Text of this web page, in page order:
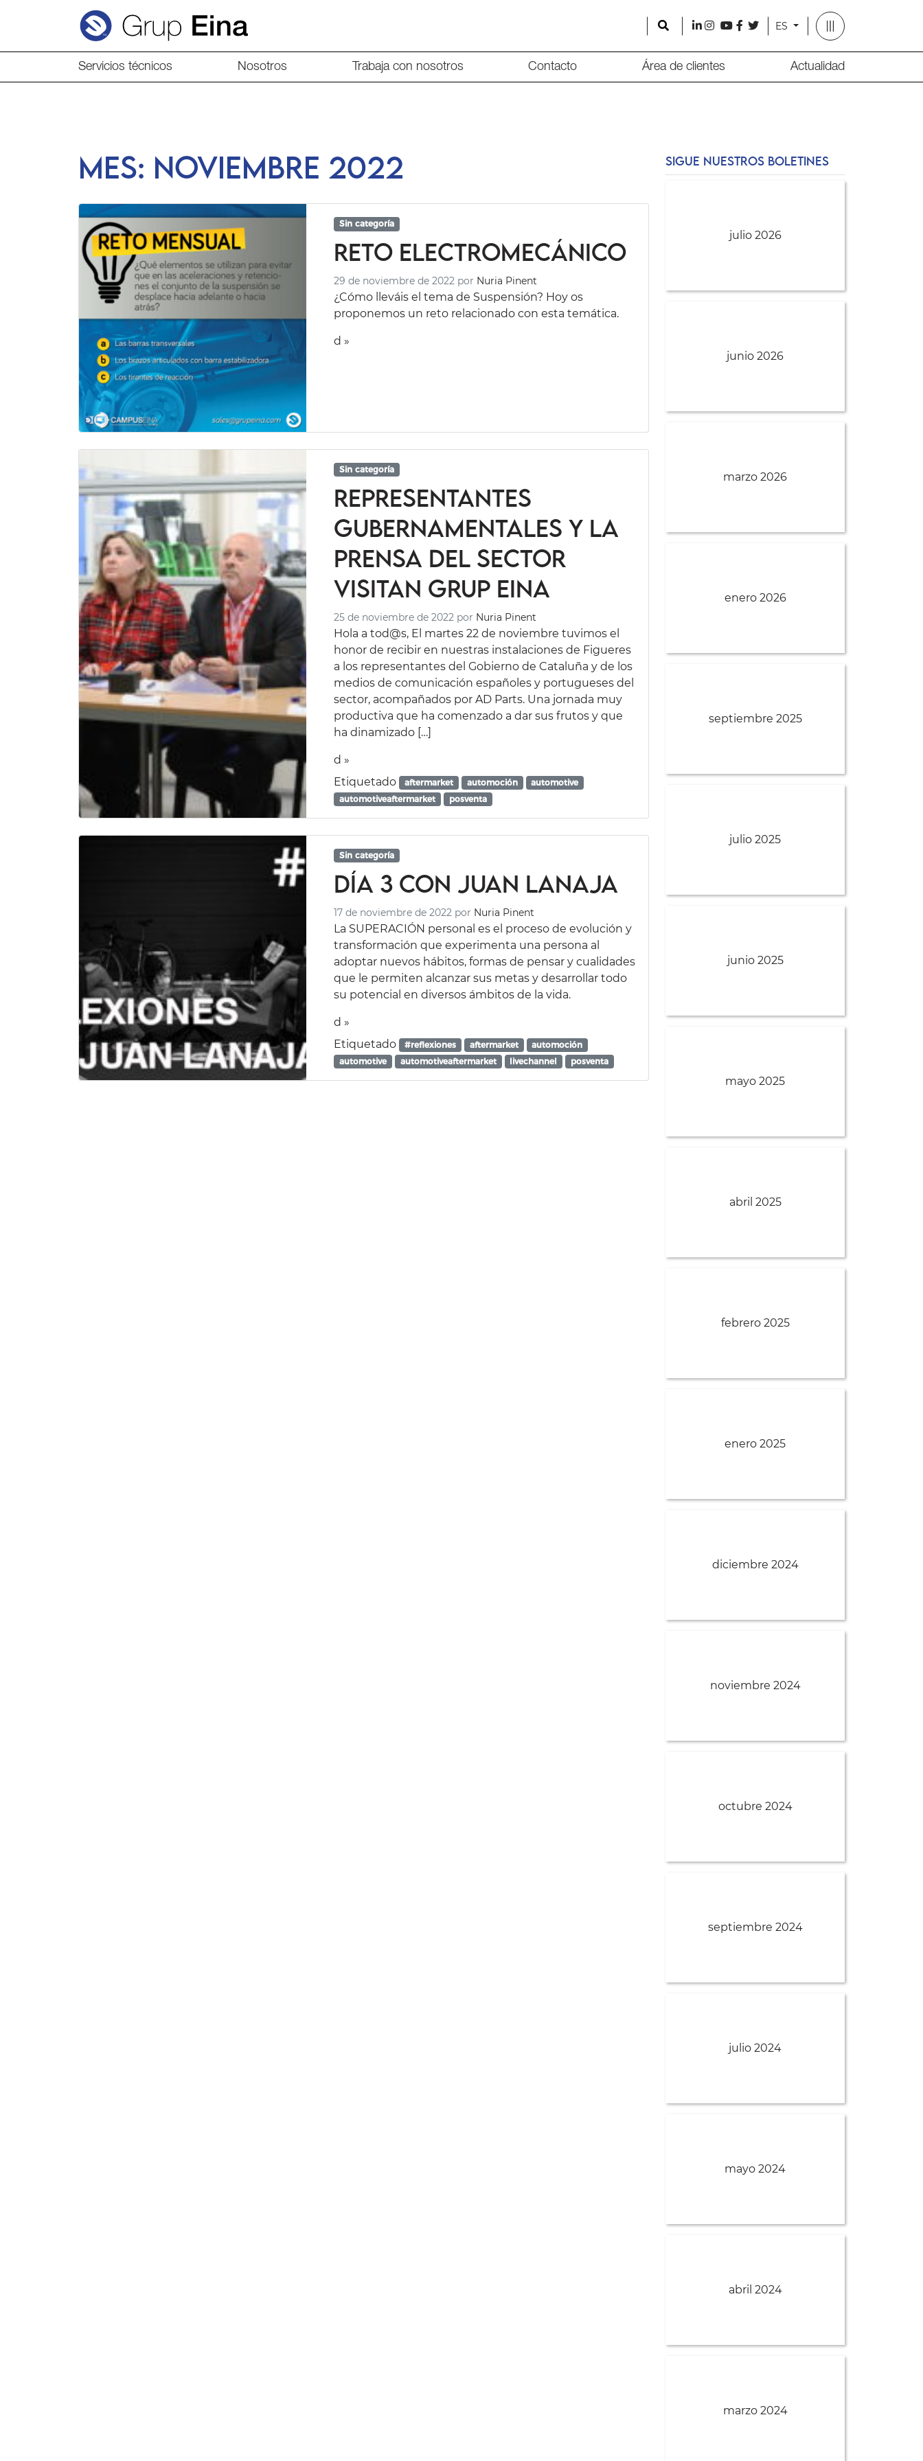
Search
l i y f t ES
Servicios técnicos Nosotros Trabaja con nosotros Contacto Área de clientes Actualidad
Mes: noviembre 2022
Sin categoría
Reto electromecánico
29 de noviembre de 2022 por Nuria Pinent
¿Cómo lleváis el tema de Suspensión? Hoy os
proponemos un reto relacionado con esta temática.
d »
Sin categoría
Representantes
gubernamentales y la
prensa del sector
visitan Grup Eina
25 de noviembre de 2022 por Nuria Pinent
Hola a tod@s, El martes 22 de noviembre tuvimos el
honor de recibir en nuestras instalaciones de Figueres
a los representantes del Gobierno de Cataluña y de los
medios de comunicación españoles y portugueses del
sector, acompañados por AD Parts. Una jornada muy
productiva que ha comenzado a dar sus frutos y que
ha dinamizado […]
d »
Etiquetado aftermarket automoción
automotive
automotiveaftermarket
posventa
Sin categoría
Día 3 con Juan Lanaja
17 de noviembre de 2022 por Nuria Pinent
La SUPERACIÓN personal es el proceso de evolución y
transformación que experimenta una persona al
adoptar nuevos hábitos, formas de pensar y cualidades
que le permiten alcanzar sus metas y desarrollar todo
su potencial en diversos ámbitos de la vida.
d »
Etiquetado #reflexiones aftermarket
automoción
automotive
automotiveaftermarket livechannel posventa
SIGUE NUESTROS BOLETINES
julio 2026
junio 2026
marzo 2026
enero 2026
septiembre 2025
julio 2025
junio 2025
mayo 2025
abril 2025
febrero 2025
enero 2025
diciembre 2024
noviembre 2024
octubre 2024
septiembre 2024
julio 2024
mayo 2024
abril 2024
marzo 2024